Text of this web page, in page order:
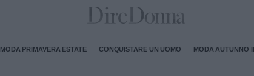
MODA PRIMAVERA ESTATE CONQUISTARE UN UOMO MODA AUTUNNO